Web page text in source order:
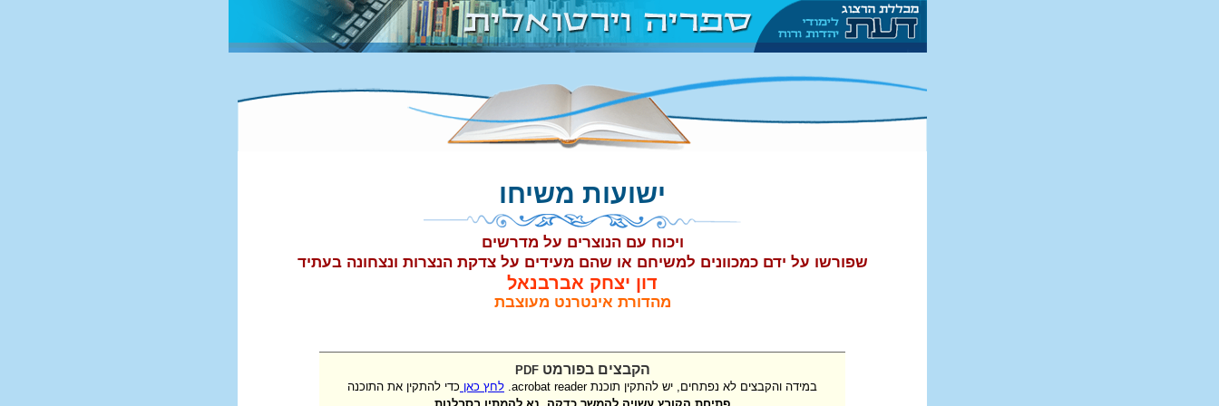
ישועות משיחו
ויכוח עם הנוצרים על מדרשים
שפורשו על ידם כמכוונים למשיחם או שהם מעידים על צדקת הנצרות ונצחונה בעתיד
דון יצחק אברבנאל
מהדורת אינטרנט מעוצבת
הקבצים בפורמטPDF
במידה והקבצים לא נפתחים, יש להתקין תוכנת acrobat reader.
לחץ כאן כדי להתקין את התוכנה